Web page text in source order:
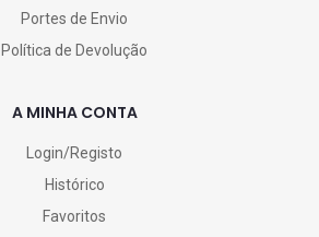
Portes de Envio
Política de Devolução
A MINHA CONTA
Login/Registo
Histórico
Favoritos